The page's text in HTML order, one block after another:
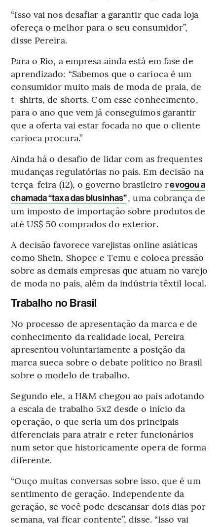
“Isso vai nos desafiar a garantir que cada loja
ofereça o melhor para o seu consumidor”,
disse Pereira.
Para o Rio, a empresa ainda está em fase de
aprendizado: “Sabemos que o carioca é um
consumidor muito mais de moda de praia, de
t-shirts, de shorts. Com esse conhecimento,
para o ano que vem já conseguimos garantir
que a oferta vai estar focada no que o cliente
carioca procura.”
Ainda há o desafio de lidar com as frequentes
mudanças regulatórias no país. Em decisão na
terça-feira (12), o governo brasileiro revogou a
chamada “taxa das blusinhas”, uma cobrança de
um imposto de importação sobre produtos de
até US$ 50 comprados do exterior.
A decisão favorece varejistas online asiáticas
como Shein, Shopee e Temu e coloca pressão
sobre as demais empresas que atuam no varejo
de moda no país, além da indústria têxtil local.
Trabalho no Brasil
No processo de apresentação da marca e de
conhecimento da realidade local, Pereira
apresentou voluntariamente a posição da
marca sueca sobre o debate político no Brasil
sobre o modelo de trabalho.
Segundo ele, a H&M chegou ao país adotando
a escala de trabalho 5x2 desde o início da
operação, o que seria um dos principais
diferenciais para atrair e reter funcionários
num setor que historicamente opera de forma
diferente.
“Ouço muitas conversas sobre isso, que é um
sentimento de geração. Independente da
geração, se você pode descansar dois dias por
semana, vai ficar contente”, disse. “Isso vai